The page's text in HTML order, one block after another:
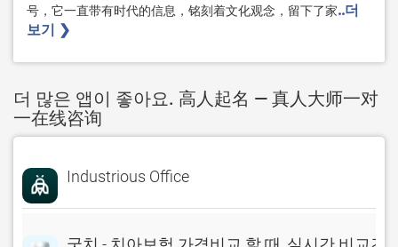
号，它一直带有时代的信息，铭刻着文化观念，留下了家..더
보기 ❯
더 많은 앱이 좋아요. 高人起名 — 真人大师一对
一在线咨询
Industrious Office